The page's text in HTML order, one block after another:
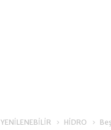
YENİLENEBİLİR HİDRO